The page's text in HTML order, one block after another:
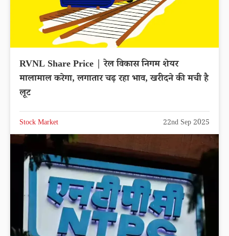
RVNL Share Price | रेल विकास निगम शेयर
मालामाल करेगा, लगातार चढ़ रहा भाव, खरीदने की मची है
लूट
Stock Market 22nd Sep 2025